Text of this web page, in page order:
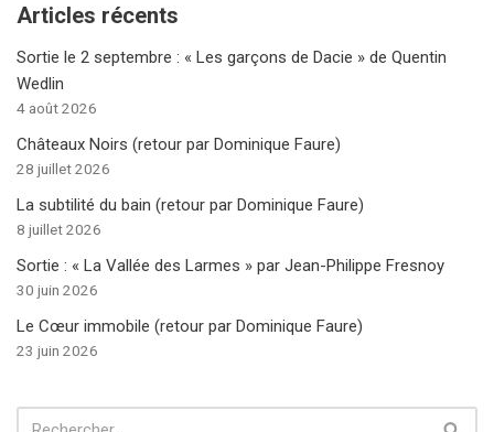
Articles récents
Sortie le 2 septembre : « Les garçons de Dacie » de Quentin
Wedlin
4 août 2026
Châteaux Noirs (retour par Dominique Faure)
28 juillet 2026
La subtilité du bain (retour par Dominique Faure)
8 juillet 2026
Sortie : « La Vallée des Larmes » par Jean-Philippe Fresnoy
30 juin 2026
Le Cœur immobile (retour par Dominique Faure)
23 juin 2026